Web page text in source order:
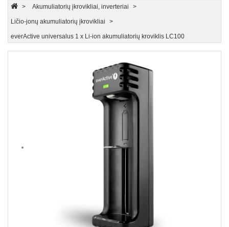
Akumuliatorių įkrovikliai, inverteriai
Ličio-jonų akumuliatorių įkrovikliai
everActive universalus 1 x Li-ion akumuliatorių kroviklis LC100